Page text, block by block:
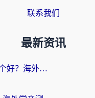
联系我们
最新资讯
雷神手游和sixfast哪个好？海外党亲测3款回国加速器，教你选对不踩坑